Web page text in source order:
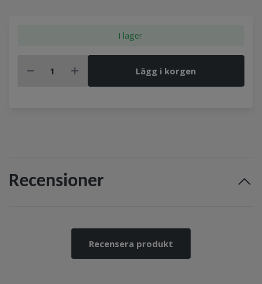
I lager
Lägg i korgen
Recensioner
Recensera produkt